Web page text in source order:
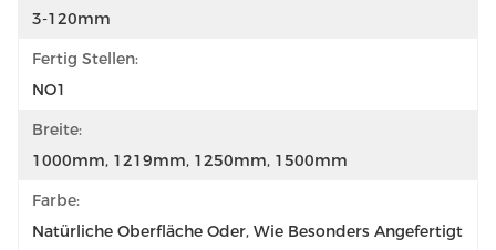
3-120mm
Fertig Stellen:
NO1
Breite:
1000mm, 1219mm, 1250mm, 1500mm
Farbe:
Natürliche Oberfläche Oder, Wie Besonders Angefertigt